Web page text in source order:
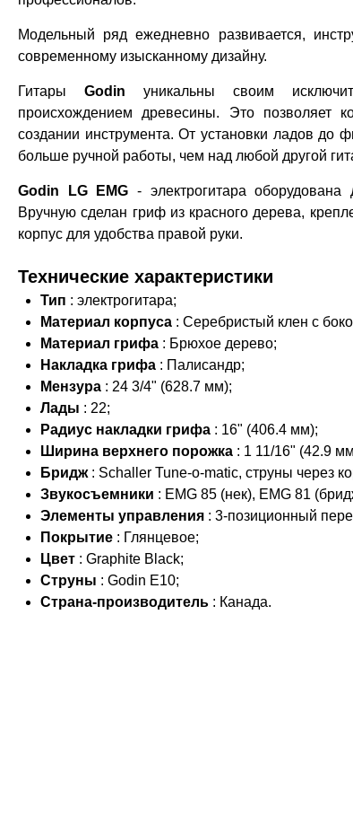
Модельный ряд ежедневно развивается,
современному изысканному дизайну.
Гитары Godin уникальны своим
происхождением древесины. Это позволяет
создании инструмента. От установки ладов до
больше ручной работы, чем над любой другой
Godin LG EMG - электрогитара
Вручную сделан гриф из красного дерева,
корпус для удобства правой руки.
Технические характеристики
Тип : электрогитара;
Материал корпуса : Серебристый клен с
Материал грифа : Брюхое дерево;
Накладка грифа : Палисандр;
Мензура : 24 3/4" (628.7 мм);
Лады : 22;
Радиус накладки грифа : 16" (406.4 мм);
Ширина верхнего порожка : 1 11/16" (42.9
Бридж: Schaller Tune-o-matic, струны через
Звукосъемники : EMG 85 (нек), EMG 81
Элементы управления : 3-позиционный
Покрытие : Глянцевое;
Цвет : Graphite Black;
Струны : Godin E10;
Страна-производитель : Канада.